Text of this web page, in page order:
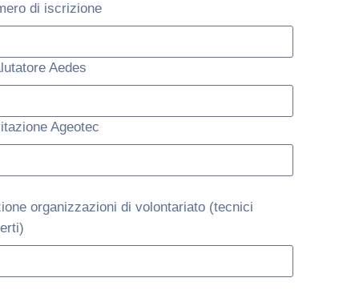
di iscrizione
Aedes
Ageotec
organizzazioni di volontariato (tecnici